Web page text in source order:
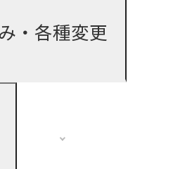
・各種変更